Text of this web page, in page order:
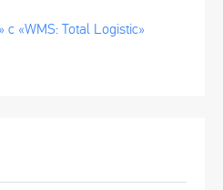
«WMS: Total Logistic»